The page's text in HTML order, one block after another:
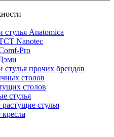
стулья Anatomica
Nanotec
Pro
стулья прочих брендов
столов
столов
стулья
растущие стулья